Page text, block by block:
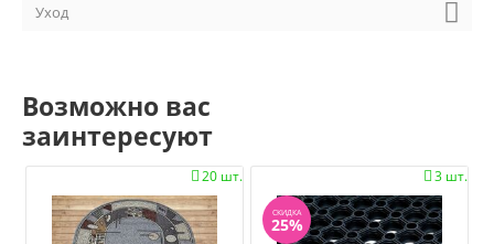
Уход
Возможно вас
заинтересуют
20 шт.
 3 шт.

СКИДКА
25%